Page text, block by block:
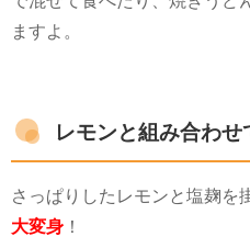
ますよ。
レモンと組み合わ
さっぱりしたレモンと塩麹を
大変身 ！